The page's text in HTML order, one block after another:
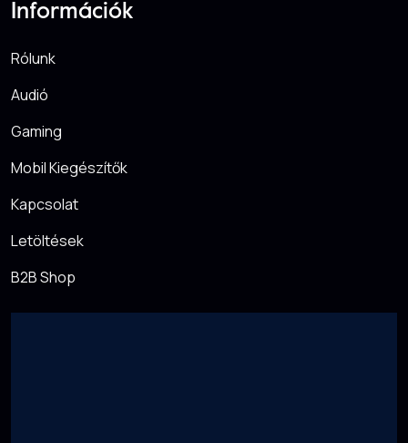
Információk
Rólunk
Audió
Gaming
Mobil Kiegészítők
Kapcsolat
Letöltések
B2B Shop